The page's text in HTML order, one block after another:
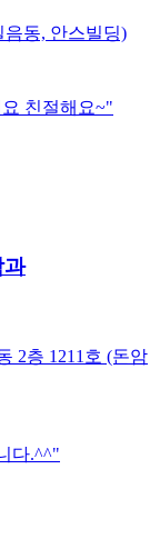
음동, 안스빌딩)
친절해요~"
과
2층 1211호 (돈암
다.^^"